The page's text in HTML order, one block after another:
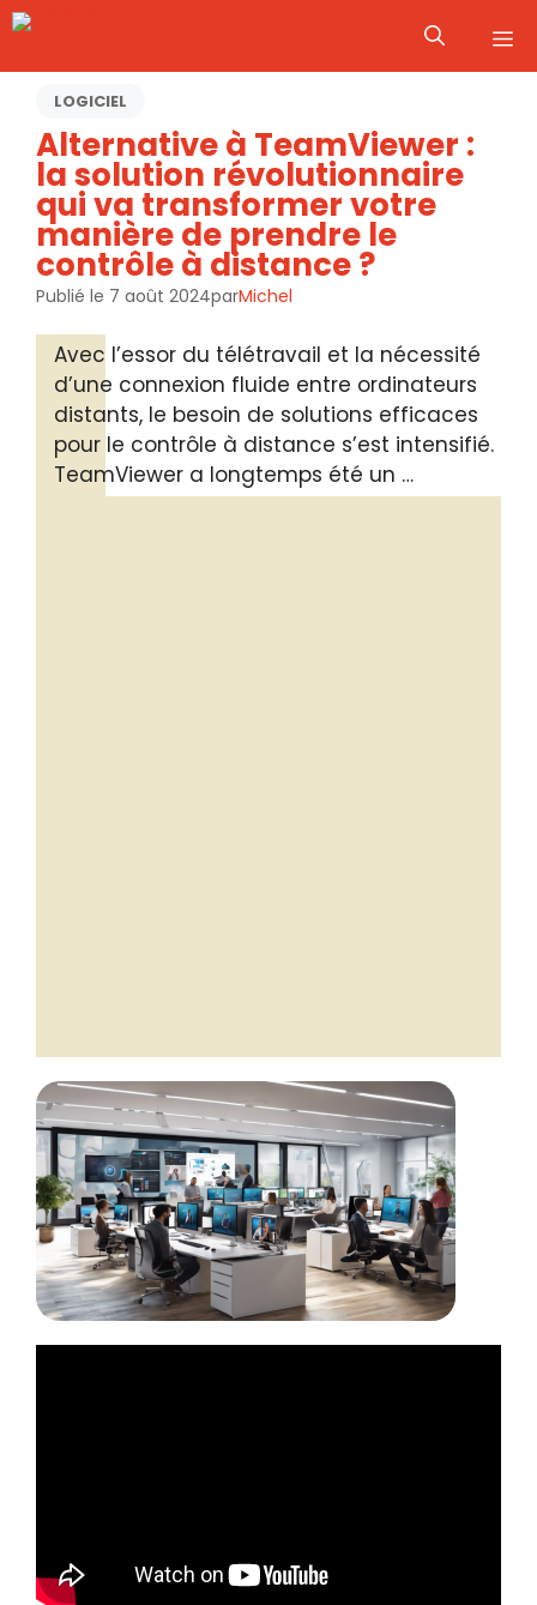
Aller
contenu
LOGICIEL
Alternative à TeamViewer :
la solution révolutionnaire
qui va transformer votre
manière de prendre le
contrôle à distance ?
Publié le 7 août 2024parMichel
Avec l’essor du télétravail et la nécessité
d’une connexion fluide entre ordinateurs
distants, le besoin de solutions efficaces
pour le contrôle à distance s’est intensifié.
TeamViewer a longtemps été un …